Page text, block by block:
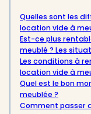
Quelles sont les
location vide à
Est-ce plus
meublé ? Les
Les conditions à
location vide à
Quel est le bon
meublée ?
Comment passer